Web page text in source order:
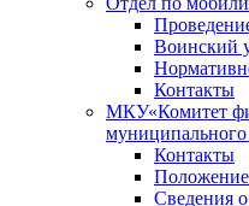
Воинский
Контакты
МКУ«Комитет
муниципального
Контакты
Сведения